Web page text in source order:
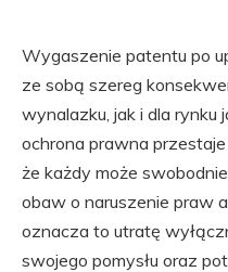
Wygaszenie patentu po
ze sobą szereg
wynalazku, jak i dla rynku
ochrona prawna
że każdy może
obaw o naruszenie praw
oznacza to utratę
swojego pomysłu oraz